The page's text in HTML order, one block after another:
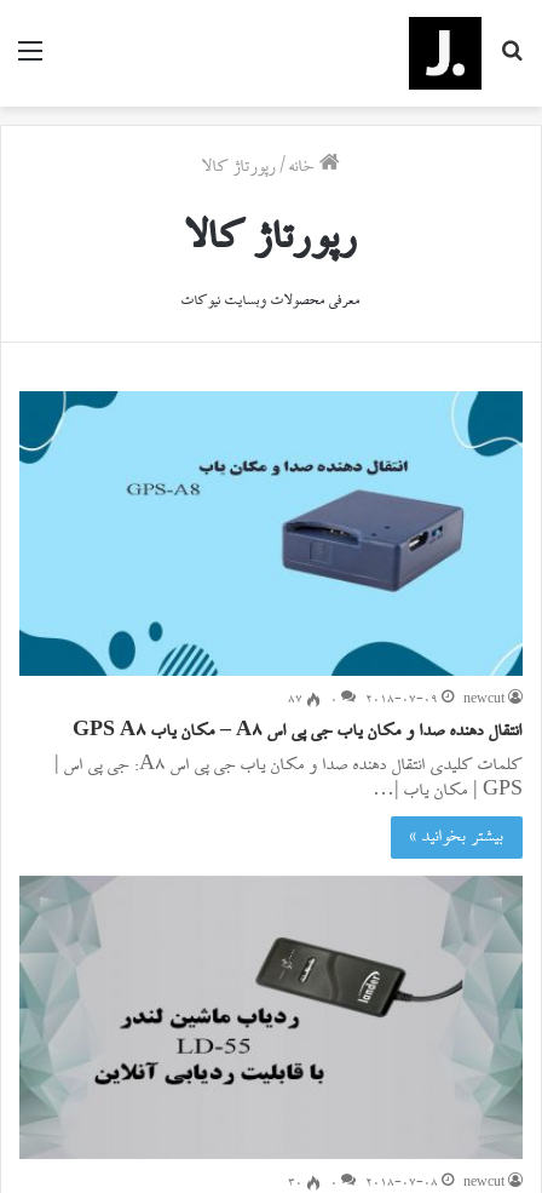
منو
برای
خانه /رپورتاژ کالا
رپورتاژ کالا
معرفی محصولات وبسایت نیوکات
newcut
2018-07-09
0 ۸۷
انتقال دهنده صدا و مکان یاب جی پی اس A8 – مکان یاب GPS A8
کلمات کلیدی انتقال دهنده صدا و مکان یاب جی پی اس A8: جی پی اس |‌
GPS | مکان یاب |…
بیشتر بخوانید »
newcut
2018-07-08
0 ۳۰